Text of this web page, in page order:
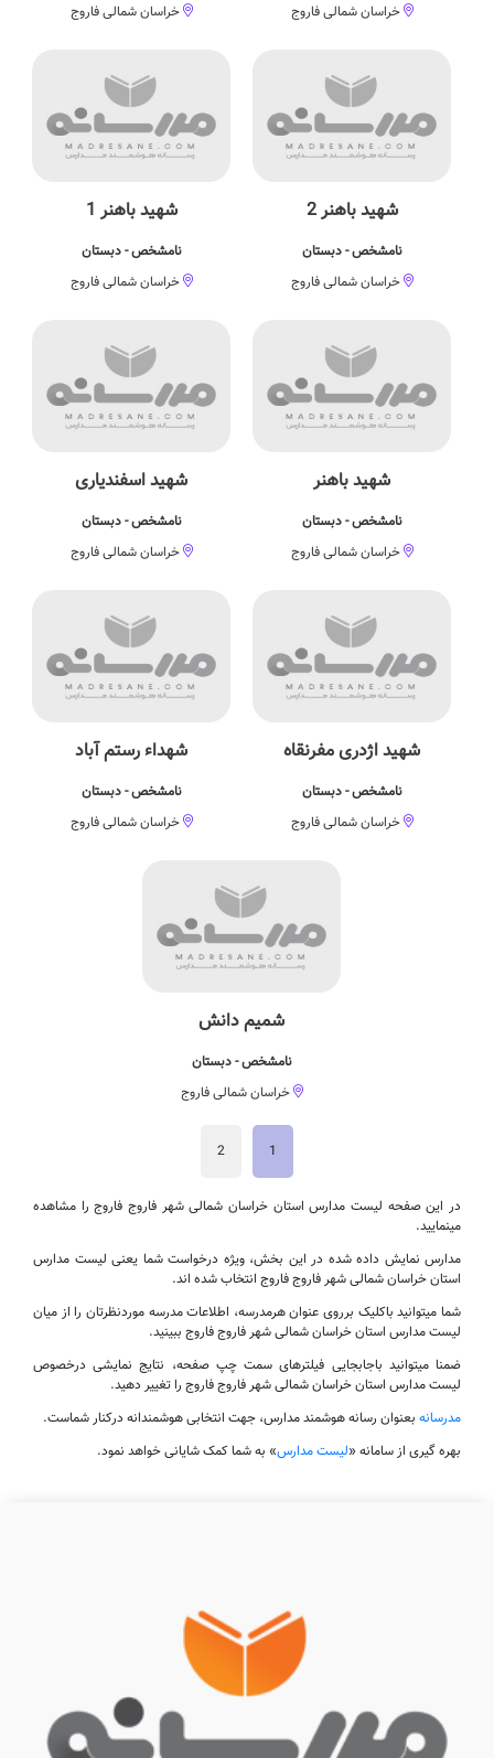
خراسان شمالی فاروج
خراسان شمالی فاروج
شهید باهنر 2
نامشخص - دبستان
خراسان شمالی فاروج
شهید باهنر 1
نامشخص - دبستان
خراسان شمالی فاروج
شهید باهنر
نامشخص - دبستان
خراسان شمالی فاروج
شهید اسفندیاری
نامشخص - دبستان
خراسان شمالی فاروج
شهید اژدری مفرنقاه
نامشخص - دبستان
خراسان شمالی فاروج
شهداء رستم آباد
نامشخص - دبستان
خراسان شمالی فاروج
شمیم دانش
نامشخص - دبستان
خراسان شمالی فاروج
1
2
در این صفحه لیست مدارس استان خراسان شمالی شهر فاروج فاروج را مشاهده
مینمایید.
مدارس نمایش داده شده در این بخش، ویژه درخواست شما یعنی لیست مدارس
استان خراسان شمالی شهر فاروج فاروج انتخاب شده اند.
شما میتوانید باکلیک برروی عنوان هرمدرسه، اطلاعات مدرسه موردنظرتان را از میان
لیست مدارس استان خراسان شمالی شهر فاروج فاروج ببینید.
ضمنا میتوانید باجابجایی فیلترهای سمت چپ صفحه، نتایج نمایشی درخصوص
لیست مدارس استان خراسان شمالی شهر فاروج فاروج را تغییر دهید.
مدرسانه بعنوان رسانه هوشمند مدارس، جهت انتخابی هوشمندانه درکنار شماست.
بهره گیری از سامانه «لیست مدارس» به شما کمک شایانی خواهد نمود.